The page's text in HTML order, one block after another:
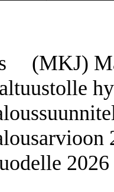
(MKJ)